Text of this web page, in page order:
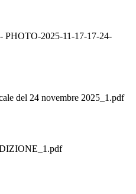
PHOTO-2025-11-17-17-24-
del 24 novembre 2025_1.pdf